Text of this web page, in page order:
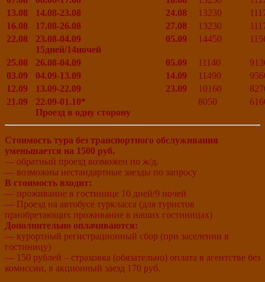
13.08
14.08-23.08 24.08 13230
16.08
17.08-26.08 27.08 13230
22.08
23.08-04.09
15дней/14ночей
05.09 14450
25.08 26.08-04.09 05.09 11140
03.09
04.09-13.09 14.09 11490
12.09
13.09-22.09 23.09 10160
21.09
22.09-01.10*
Проезд в одну сторону
8050
Стоимость тура без транспортного обслуживания
уменьшается на 1500 руб.
— обратный проезд возможен по ж/д.
— возможны нестандартные заезды по запросу
В стоимость входит:
— проживание в гостинице 10 дней/9 ночей
— Проезд на автобусе туркласса (для туристов
приобретающих проживание в наших гостиницах)
Дополнительно оплачиваются:
— курортный регистрационный сбор (при заселении в
гостиницу)
— 150 рублей – страховка (обязательно) оплата в агентстве без
комиссии, в акционный заезд 170 руб.